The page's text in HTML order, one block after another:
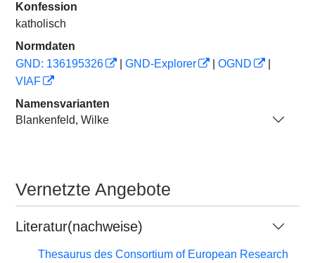
Konfession
katholisch
Normdaten
GND: 136195326
GND-Explorer OGND
VIAF
Namensvarianten
Blankenfeld, Wilke
Vernetzte Angebote
Literatur(nachweise)
Thesaurus des Consortium of European Research